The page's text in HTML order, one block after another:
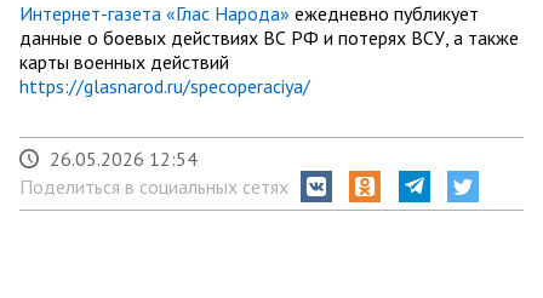
Интернет-газета «Глас Народа» ежедневно публикует
данные о боевых действиях ВС РФ и потерях ВСУ, а также
карты военных действий
https://glasnarod.ru/specoperaciya/
26.05.2026 12:54
Поделиться в социальных сетях